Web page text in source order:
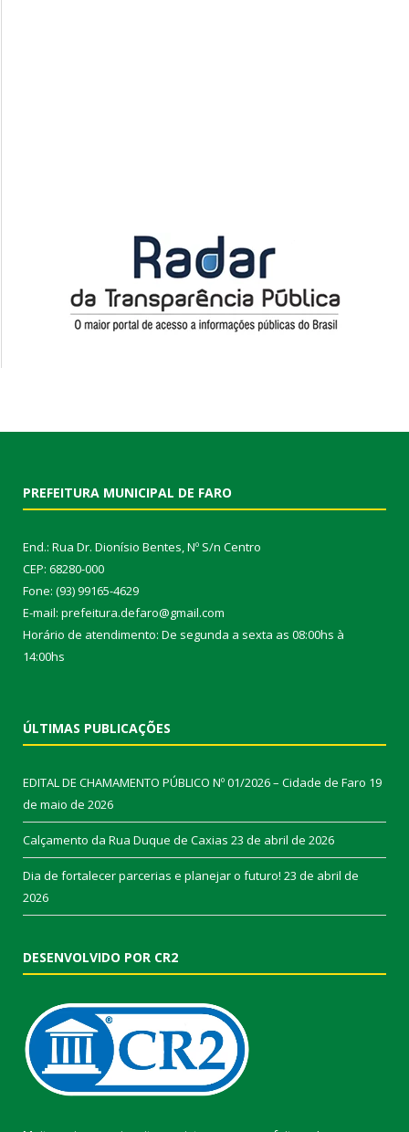
PREFEITURA MUNICIPAL DE FARO
End.: Rua Dr. Dionísio Bentes, Nº S/n Centro
CEP: 68280-000
Fone: (93) 99165-4629
E-mail: prefeitura.defaro@gmail.com
Horário de atendimento: De segunda a sexta as 08:00hs à
14:00hs
ÚLTIMAS PUBLICAÇÕES
EDITAL DE CHAMAMENTO PÚBLICO Nº 01/2026 – Cidade de Faro 19
de maio de 2026
Calçamento da Rua Duque de Caxias 23 de abril de 2026
Dia de fortalecer parcerias e planejar o futuro! 23 de abril de
2026
DESENVOLVIDO POR CR2